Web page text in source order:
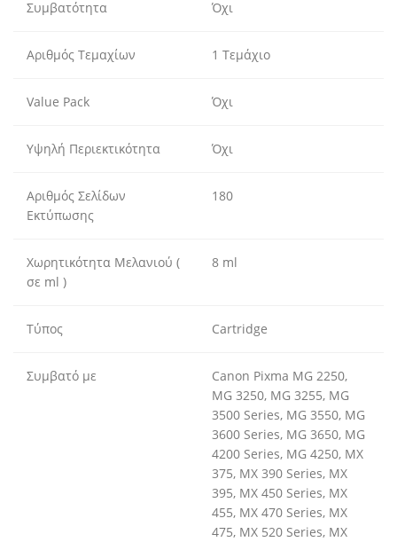
Συμβατότητα Όχι
Αριθμός Τεμαχίων 1 Τεμάχιο
Value Pack Όχι
Υψηλή Περιεκτικότητα Όχι
Αριθμός Σελίδων
Εκτύπωσης
180
Χωρητικότητα Μελανιού (
σε ml )
8 ml
Τύπος Cartridge
Συμβατό με
Canon Pixma MG 2250,
MG 3250, MG 3255, MG
3500 Series, MG 3550, MG
3600 Series, MG 3650, MG
4200 Series, MG 4250, MX
375, MX 390 Series, MX
395, MX 450 Series, MX
455, MX 470 Series, MX
475, MX 520 Series, MX